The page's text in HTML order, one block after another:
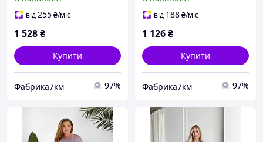
флісу кофта та
розкльошені штани
від255₴/міс
1 528₴
Купити
Фабрика7км 97%
ангора в рубчик із
розкльошеними штанами
від 188₴/міс
1 126₴
Купити
Фабрика7км 97%